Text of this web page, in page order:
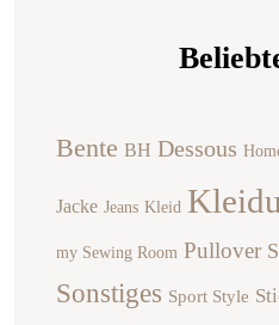
Bente BH Dessous
Jacke Jeans Kleid
my Sewing Room Pullover
Sonstiges Sport Style